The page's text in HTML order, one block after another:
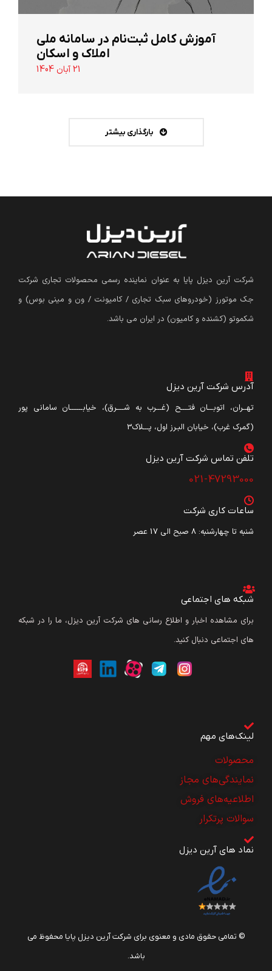
آموزش کامل ثبت‌نام در سامانه ملی
املاک و اسکان
21 آبان 1404
بارگذاری بیشتر
شرکت آرین دیزل پایا به عنوان نماینده رسمی محصولات تجاری شرکت
جک موتورز (خودروهای سبک تجاری / کامیونت / ون و مینی بوس) و
شکموتو (کشنده و کامیون) در ایران می باشد.
آدرس شرکت آرین دیزل
تهــران، اتوبـــان فتــــح (غـــرب به شــــرق)، خیابـــــــان سامانی پور
(گمرک غرب)، خیابان البـرز اول، پـــلاک3
تلفن تماس شرکت آرین دیزل​
021-47293000
ساعات کاری شرکت
شنبه تا چهارشنبه: ۸ صبح الی 17 عصر
شبکه های اجتماعی
برای مشاهده اخبار و اطلاع رسانی های شرکت آرین دیزل، ما را در شبکه
های اجتماعی دنبال کنید.
لینک‌های مهم
محصولات
نمایندگی‌های مجاز
اطلاعیه‌های فروش
سوالات پرتکرار
نماد های آرین دیزل
© تمامی حقوق مادی و معنوی برای شرکت آرین دیزل پایا محفوظ می
باشد.